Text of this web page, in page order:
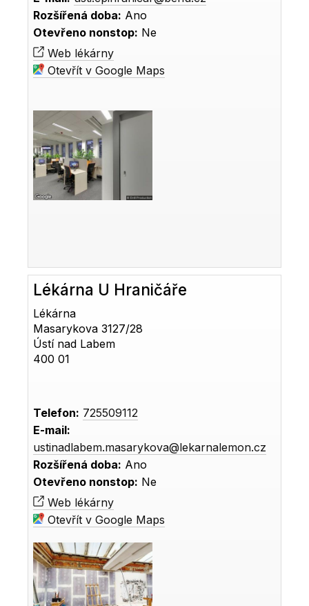
Rozšířená doba: Ano
Otevřeno nonstop: Ne
Web lékárny
Otevřít v Google Maps
Lékárna U Hraničáře
Lékárna
Masarykova 3127/28
Ústí nad Labem
400 01
Telefon: 725509112
E-mail:
ustinadlabem.masarykova@lekarnalemon.cz
Rozšířená doba: Ano
Otevřeno nonstop: Ne
Web lékárny
Otevřít v Google Maps